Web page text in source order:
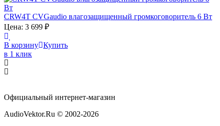
CRW4T CVGaudio влагозащищенный громкоговоритель 6 Вт
Цена: 3 699 ₽
В корзину Купить
в 1 клик
Официальный интернет-магазин
AudioVektor.Ru © 2002-2026